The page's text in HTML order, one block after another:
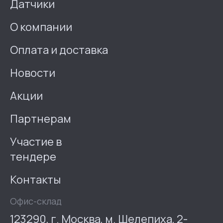
Датчики
О компании
Оплата и доставка
Новости
Акции
Партнерам
Участие в
тендере
Контакты
Офис-склад
123290, г. Москва, м. Шелепиха, 2-